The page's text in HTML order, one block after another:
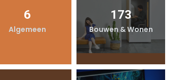
6
Algemeen
173
Bouwen & Wonen